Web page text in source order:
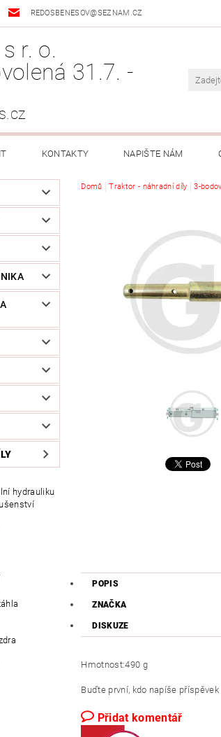
REDOSBENESOV@SEZNAM.CZ
r. o.
31.7. -
KONTAKTY NAPIŠTE NÁM
hydrauliku
Domů Traktor - náhradní díly 3-
POPIS
ZNAČKA
DISKUZE
Hmotnost:490 g
Buďte první, kdo napíše
Přidat komentář